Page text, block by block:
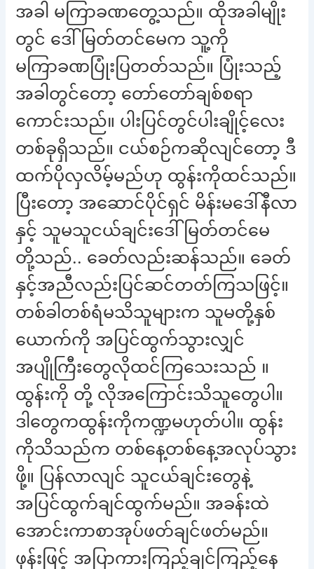
အခါ မကြာခဏတွေ့သည်။ ထိုအခါမျိုး
တွင် ဒေါ်မြတ်တင်မေက သူ့ကို
မကြာခဏပြုံးပြတတ်သည်။ ပြုံးသည့်
အခါတွင်တော့ တော်တော်ချစ်စရာ
ကောင်းသည်။ ပါးပြင်တွင်ပါးချိုင့်လေး
တစ်ခုရှိသည်။ ငယ်စဉ်ကဆိုလျင်တော့ ဒီ
ထက်ပိုလှလိမ့်မည်ဟု ထွန်းကိုထင်သည်။
ပြီးတော့ အဆောင်ပိုင်ရှင် မိန်းမဒေါ်နီလာ
နှင့် သူမသူငယ်ချင်းဒေါ်မြတ်တင်မေ
တို့သည်.. ခေတ်လည်းဆန်သည်။ ခေတ်
နှင့်အညီလည်းပြင်ဆင်တတ်ကြသဖြင့်။
တစ်ခါတစ်ရံမသိသူများက သူမတို့နှစ်
ယောက်ကို အပြင်ထွက်သွားလျှင်
အပျိုကြီးတွေလိုထင်ကြသေးသည် ။
ထွန်းကို တို့ လိုအကြောင်းသိသူတွေပါ။
ဒါတွေကထွန်းကိုကဏ္ဍမဟုတ်ပါ။ ထွန်း
ကိုသိသည်က တစ်နေ့တစ်နေ့အလုပ်သွား
ဖို့။ ပြန်လာလျင် သူငယ်ချင်းတွေနဲ့
အပြင်ထွက်ချင်ထွက်မည်။ အခန်းထဲ
အောင်းကာစာအုပ်ဖတ်ချင်ဖတ်မည်။
ဖုန်းဖြင့် အပြာကားကြည့်ချင်ကြည့်နေ